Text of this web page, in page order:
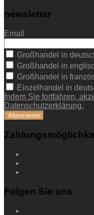
newsletter
Email
Großhandel in
Großhandel in
Großhandel in
Einzelhandel in
Indem Sie fortfahren,
Datenschutzerklärung.
Folgen Sie uns